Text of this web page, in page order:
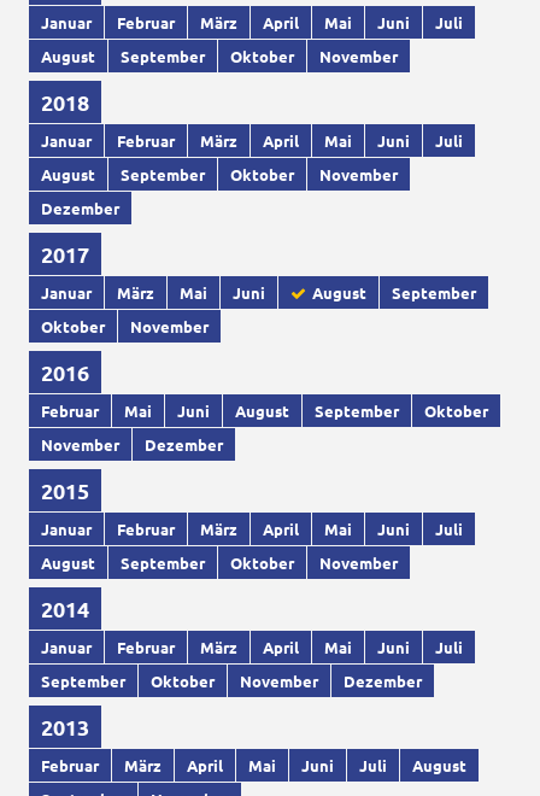
Januar Februar März April Mai Juni
Juli
August
September Oktober November
2018
Januar Februar März April Mai Juni
Juli
August
September Oktober
November
Dezember
2017
Januar März Mai Juni August
September
Oktober
November
2016
Februar Mai Juni August September
Oktober
November
Dezember
2015
Januar Februar März April Mai Juni
Juli
August
September Oktober November
2014
Januar Februar März April Mai Juni
Juli
September
Oktober November Dezember
2013
Februar März April Mai Juni Juli
August